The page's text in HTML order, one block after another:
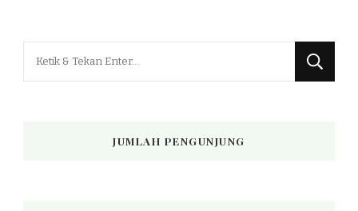
JUMLAH PENGUNJUNG